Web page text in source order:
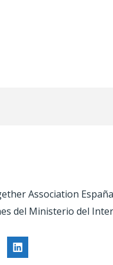
Association
del Ministerio del